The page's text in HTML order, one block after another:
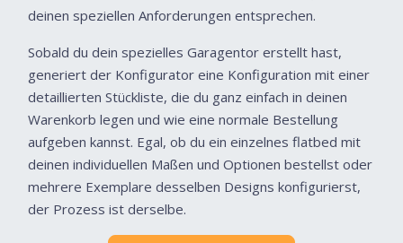
deinen speziellen Anforderungen entsprechen.
Sobald du dein spezielles Garagentor erstellt hast,
generiert der Konfigurator eine Konfiguration mit einer
detaillierten Stückliste, die du ganz einfach in deinen
Warenkorb legen und wie eine normale Bestellung
aufgeben kannst. Egal, ob du ein einzelnes flatbed mit
deinen individuellen Maßen und Optionen bestellst oder
mehrere Exemplare desselben Designs konfigurierst,
der Prozess ist derselbe.